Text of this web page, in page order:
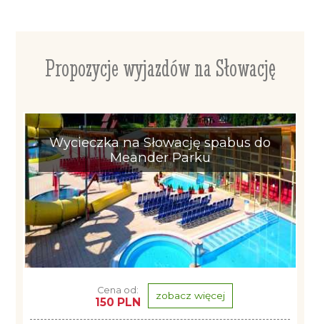
Propozycje wyjazdów na Słowację
Wycieczka na Słowację spabus do
Meander Parku
Cena od:
150 PLN zobacz więcej